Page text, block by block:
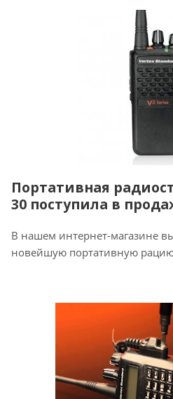
Портативная
30 поступила в
В нашем интернет-магазине
новейшую портативную рацию